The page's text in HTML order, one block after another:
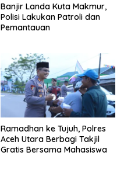
Banjir Landa Kuta Makmur,
Polisi Lakukan Patroli dan
Pemantauan
Ramadhan ke Tujuh, Polres
Aceh Utara Berbagi Takjil
Gratis Bersama Mahasiswa